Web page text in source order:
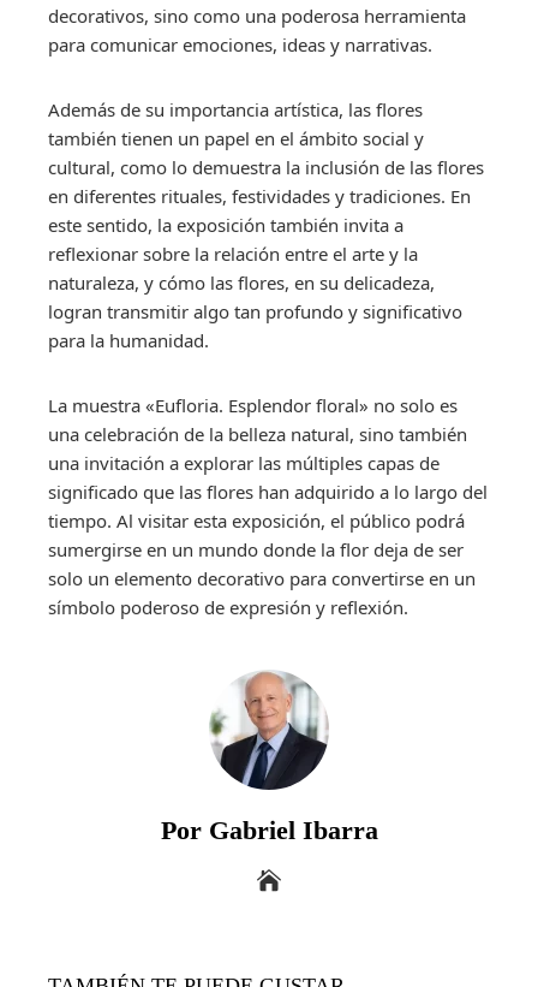
decorativos, sino como una poderosa herramienta
para comunicar emociones, ideas y narrativas.
Además de su importancia artística, las flores
también tienen un papel en el ámbito social y
cultural, como lo demuestra la inclusión de las flores
en diferentes rituales, festividades y tradiciones. En
este sentido, la exposición también invita a
reflexionar sobre la relación entre el arte y la
naturaleza, y cómo las flores, en su delicadeza,
logran transmitir algo tan profundo y significativo
para la humanidad.
La muestra «Eufloria. Esplendor floral» no solo es
una celebración de la belleza natural, sino también
una invitación a explorar las múltiples capas de
significado que las flores han adquirido a lo largo del
tiempo. Al visitar esta exposición, el público podrá
sumergirse en un mundo donde la flor deja de ser
solo un elemento decorativo para convertirse en un
símbolo poderoso de expresión y reflexión.
Por Gabriel Ibarra